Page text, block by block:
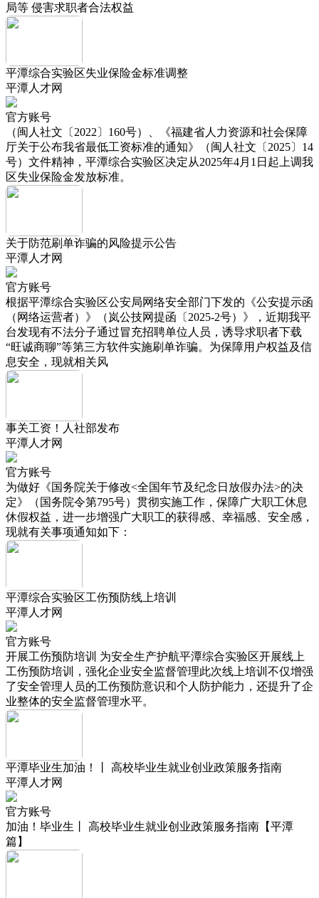
局等 侵害求职者合法权益
平潭综合实验区失业保险金标准调整
平潭人才网
官方账号
（闽人社文〔2022〕160号）、《福建省人力资源和社会保障
厅关于公布我省最低工资标准的通知》（闽人社文〔2025〕14
号）文件精神，平潭综合实验区决定从2025年4月1日起上调我
区失业保险金发放标准。
关于防范刷单诈骗的风险提示公告‌
平潭人才网
官方账号
根据平潭综合实验区公安局网络安全部门下发的《公安提示函
（网络运营者）》（岚公技网提函〔2025-2号）》，近期我平
台发现有不法分子通过冒充招聘单位人员，诱导求职者下载
“旺诚商聊”等第三方软件实施刷单诈骗。为保障用户权益及信
息安全，现就相关风
事关工资！人社部发布
平潭人才网
官方账号
为做好《国务院关于修改<全国年节及纪念日放假办法>的决
定》（国务院令第795号）贯彻实施工作，保障广大职工休息
休假权益，进一步增强广大职工的获得感、幸福感、安全感，
现就有关事项通知如下：
平潭综合实验区工伤预防线上培训
平潭人才网
官方账号
开展工伤预防培训 为安全生产护航平潭综合实验区开展线上
工伤预防培训，强化企业安全监督管理此次线上培训不仅增强
了安全管理人员的工伤预防意识和个人防护能力，还提升了企
业整体的安全监督管理水平。
平潭毕业生加油！丨 高校毕业生就业创业政策服务指南
平潭人才网
官方账号
加油！毕业生丨 高校毕业生就业创业政策服务指南【平潭
篇】